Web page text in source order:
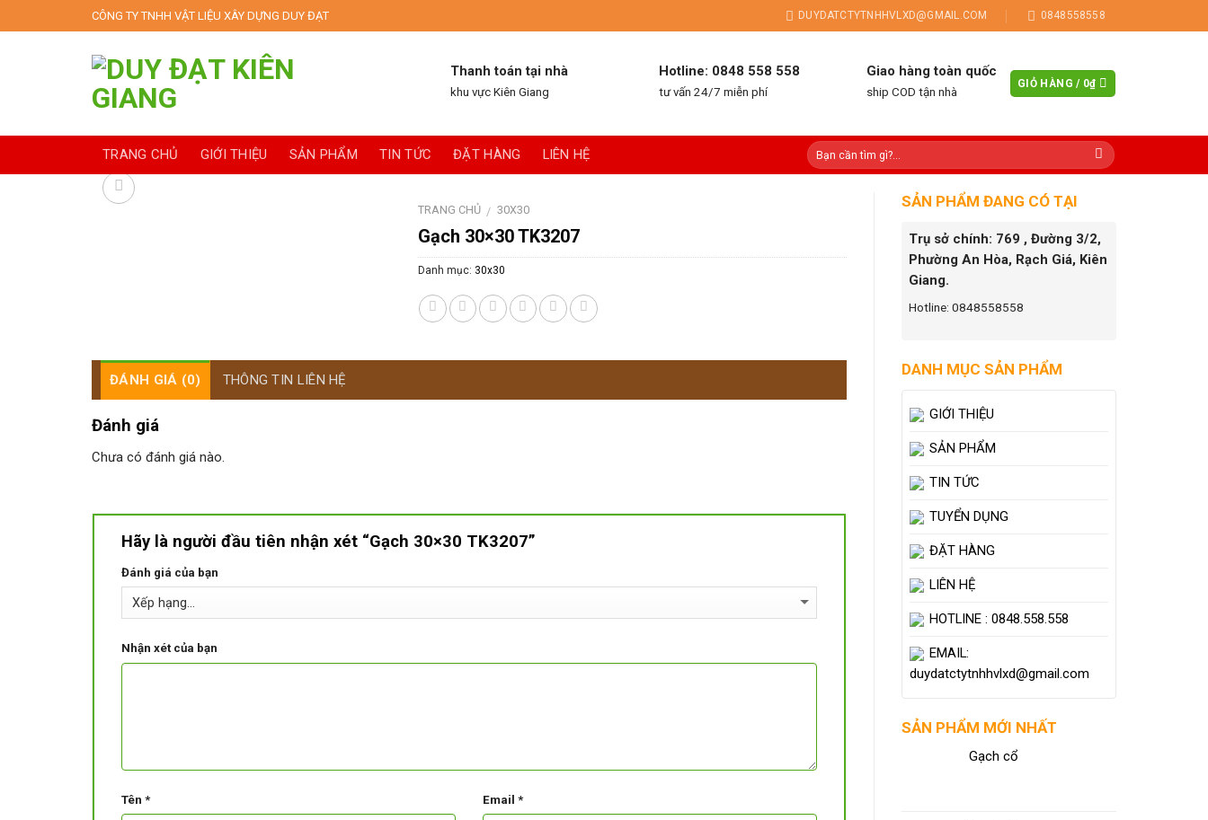
to
CÔNG TY TNHH VẬT LIỆU XÂY DỰNG DUY ĐẠT DUYDATCTYTNHHVLXD@GMAIL.COM 0848558558
Thanh toán tại nhà
khu vực Kiên Giang
Hotline: 0848 558 558
tư vấn 24/7 miễn phí
Giao hàng toàn quốc
ship COD tận nhà
GIỎ HÀNG / 0₫
TRANG CHỦ GIỚI THIỆU SẢN PHẨM TIN TỨC ĐẶT HÀNG LIÊN HỆ
TRANG CHỦ / 30X30
Gạch 30×30 TK3207
Danh mục: 30x30
ĐÁNH GIÁ (0) THÔNG TIN LIÊN HỆ
Đánh giá
Chưa có đánh giá nào.
Hãy là người đầu tiên nhận xét “Gạch 30×30 TK3207”
Đánh giá của bạn
Nhận xét của bạn
Tên * Email *
SẢN PHẨM ĐANG CÓ TẠI
Trụ sở chính: 769 , Đường 3/2,
Phường An Hòa, Rạch Giá, Kiên
Giang.
Hotline: 0848558558
DANH MỤC SẢN PHẨM
GIỚI THIỆU
SẢN PHẨM
TIN TỨC
TUYỂN DỤNG
ĐẶT HÀNG
LIÊN HỆ
HOTLINE : 0848.558.558
EMAIL:
duydatctytnhhvlxd@gmail.com
SẢN PHẨM MỚI NHẤT
Gạch cổ